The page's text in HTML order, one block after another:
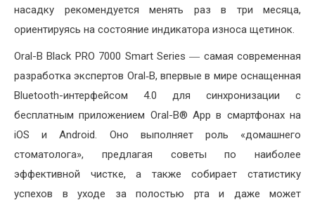
насадку рекомендуется менять раз в три месяца,
ориентируясь на состояние индикатора износа щетинок.
Oral-B Black PRO 7000 Smart Series ― самая современная
разработка экспертов Oral‑B, впервые в мире оснащенная
Bluetooth-интерфейсом 4.0 для синхронизации с
бесплатным приложением Oral-B® App в смартфонах на
iOS и Android. Оно выполняет роль «домашнего
стоматолога», предлагая советы по наиболее
эффективной чистке, а также собирает статистику
успехов в уходе за полостью рта и даже может